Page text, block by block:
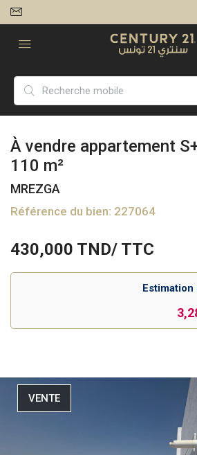
À vendre appartement
110 m²
MREZGA
Référence du bien: 227064
430,000 TND/ TTC
Estimation
VENTE